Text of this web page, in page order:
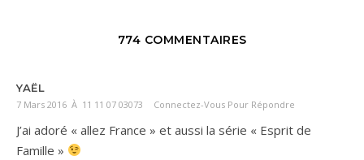
774 COMMENTAIRES
YAËL
7 Mars 2016 À 11 11 07 03073 Connectez-Vous Pour Répondre
J’ai adoré « allez France » et aussi la série « Esprit de
Famille »